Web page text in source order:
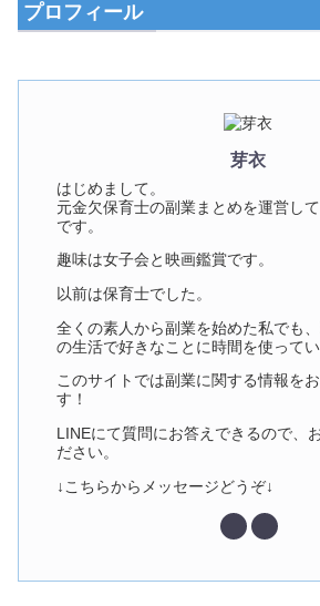
プロフィール
芽衣
はじめまして。
元金欠保育士の副業まとめを運営し
です。
趣味は女子会と映画鑑賞です。
以前は保育士でした。
全くの素人から副業を始めた私でも
の生活で好きなことに時間を使ってい
このサイトでは副業に関する情報を
す！
LINEにて質問にお答えできるので、
ださい。
↓こちらからメッセージどうぞ↓